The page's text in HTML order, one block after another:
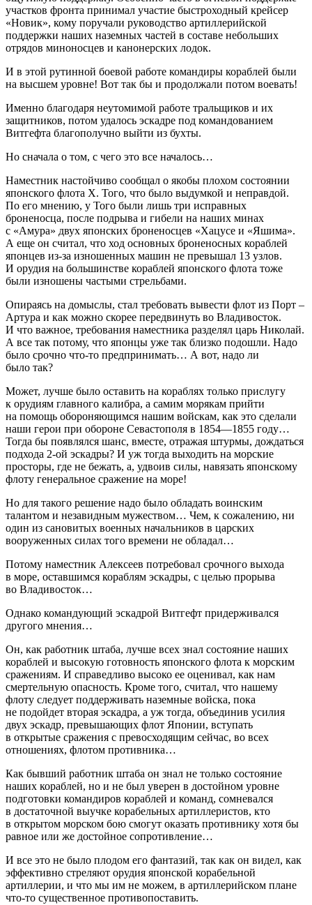
участков фронта принимал участие быстроходный крейсер
«Новик», кому поручали руководство артиллерийской
поддержки наших наземных частей в составе небольших
отрядов миноносцев и канонерских лодок.
И в этой рутинной боевой работе командиры кораблей были
на высшем уровне! Вот так бы и продолжали потом воевать!
Именно благодаря неутомимой работе тральщиков и их
защитников, потом удалось эскадре под командованием
Витгефта благополучно выйти из бухты.
Но сначала о том, с чего это все началось…
Наместник настойчиво сообщал о якобы плохом состоянии
японского флота Х. Того, что было выдумкой и неправдой.
По его мнению, у Того были лишь три исправных
броненосца, после подрыва и гибели на наших минах
с «Амура» двух японских броненосцев «Хацусе и «Яшима».
А еще он считал, что ход основных броненосных кораблей
японцев из-за изношенных машин не превышал 13 узлов.
И орудия на большинстве кораблей японского флота тоже
были изношены частыми стрельбами.
Опираясь на домыслы, стал требовать вывести флот из Порт –
Артура и как можно скорее передвинуть во Владивосток.
И что важное, требования наместника разделял царь Николай.
А все так потому, что японцы уже так близко подошли. Надо
было срочно что-то предпринимать… А вот, надо ли
было так?
Может, лучше было оставить на кораблях только прислугу
к орудиям главного калибра, а самим морякам прийти
на помощь обороняющимся нашим войскам, как это сделали
наши герои при обороне Севастополя в 1854—1855 году…
Тогда бы появлялся шанс, вместе, отражая штурмы, дождаться
подхода 2-ой эскадры? И уж тогда выходить на морские
просторы, где не бежать, а, удвоив силы, навязать японскому
флоту генеральное сражение на море!
Но для такого решение надо было обладать воинским
талантом и незавидным мужеством… Чем, к сожалению, ни
один из сановитых военных начальников в царских
вооруженных силах того времени не обладал…
Потому наместник Алексеев потребовал срочного выхода
в море, оставшимся кораблям эскадры, с целью прорыва
во Владивосток…
Однако командующий эскадрой Витгефт придерживался
другого мнения…
Он, как работник штаба, лучше всех знал состояние наших
кораблей и высокую готовность японского флота к морским
сражениям. И справедливо высоко ее оценивал, как нам
смертельную опасность. Кроме того, считал, что нашему
флоту следует поддерживать наземные войска, пока
не подойдет вторая эскадра, а уж тогда, объединив усилия
двух эскадр, превышающих флот Японии, вступать
в открытые сражения с превосходящим сейчас, во всех
отношениях, флотом противника…
Как бывший работник штаба он знал не только состояние
наших кораблей, но и не был уверен в достойном уровне
подготовки командиров кораблей и команд, сомневался
в достаточной выучке корабельных артиллеристов, кто
в открытом морском бою смогут оказать противнику хотя бы
равное или же достойное сопротивление…
И все это не было плодом его фантазий, так как он видел, как
эффективно стреляют орудия японской корабельной
артиллерии, и что мы им не можем, в артиллерийском плане
что-то существенное противопоставить.